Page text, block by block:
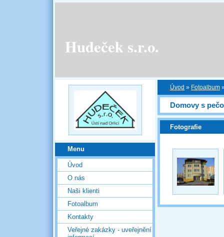
Hudeček s.r.o.
Menu
Úvod
O nás
Naši klienti
Fotoalbum
Kontakty
Veřejné zakázky - uveřejnění
Úvod » Fotoalbum
Domovy s
Fotografie